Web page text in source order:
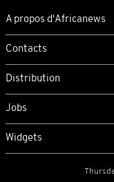
A propos d'Africanews
Contacts
Distribution
Jobs
Widgets